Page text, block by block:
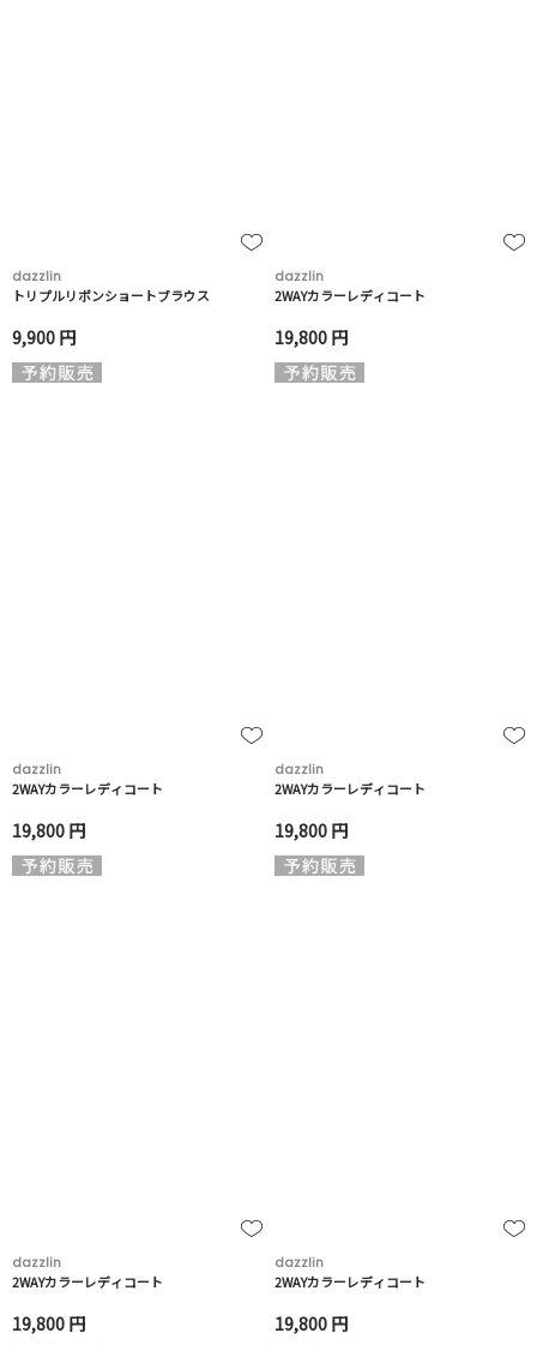
dazzlin
トリプルリボンショートブラウス
9,900 円
dazzlin
2WAYカラーレディコート
19,800 円
dazzlin
2WAYカラーレディコート
19,800 円
dazzlin
2WAYカラーレディコート
19,800 円
dazzlin
2WAYカラーレディコート
19,800 円
dazzlin
2WAYカラーレディコート
19,800 円